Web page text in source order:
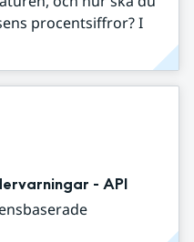
procentsiffror? I
- API